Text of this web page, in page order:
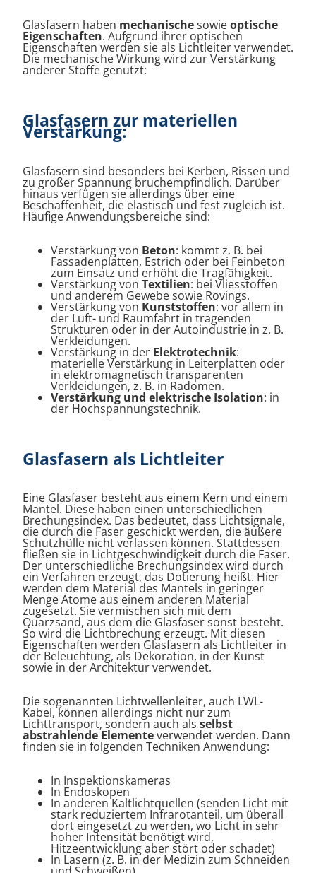
Glasfasern haben mechanischesowieoptische
Eigenschaften. Aufgrund ihrer optischen
Eigenschaften werden sie als Lichtleiter verwendet.
Die mechanische Wirkung wird zur Verstärkung
anderer Stoffe genutzt:
Glasfasern zur materiellen
Verstärkung:
Glasfasern sind besonders bei Kerben, Rissen und
zu großer Spannung bruchempfindlich. Darüber
hinaus verfügen sie allerdings über eine
Beschaffenheit, die elastisch und fest zugleich ist.
Häufige Anwendungsbereiche sind:
Verstärkung von Beton: kommt z. B. bei
Fassadenplatten, Estrich oder bei Feinbeton
zum Einsatz und erhöht die Tragfähigkeit.
Verstärkung von Textilien: bei Vliesstoffen
und anderem Gewebe sowie Rovings.
Verstärkung von Kunststoffen: vor allem in
der Luft- und Raumfahrt in tragenden
Strukturen oder in der Autoindustrie in z. B.
Verkleidungen.
Verstärkung in der Elektrotechnik:
materielle Verstärkung in Leiterplatten oder
in elektromagnetisch transparenten
Verkleidungen, z. B. in Radomen.
Verstärkung und elektrische Isolation: in
der Hochspannungstechnik.
Glasfasern als Lichtleiter
Eine Glasfaser besteht aus einem Kern und einem
Mantel. Diese haben einen unterschiedlichen
Brechungsindex. Das bedeutet, dass Lichtsignale,
die durch die Faser geschickt werden, die äußere
Schutzhülle nicht verlassen können. Stattdessen
fließen sie in Lichtgeschwindigkeit durch die Faser.
Der unterschiedliche Brechungsindex wird durch
ein Verfahren erzeugt, das Dotierung heißt. Hier
werden dem Material des Mantels in geringer
Menge Atome aus einem anderen Material
zugesetzt. Sie vermischen sich mit dem
Quarzsand, aus dem die Glasfaser sonst besteht.
So wird die Lichtbrechung erzeugt. Mit diesen
Eigenschaften werden Glasfasern als Lichtleiter in
der Beleuchtung, als Dekoration, in der Kunst
sowie in der Architektur verwendet.
Die sogenannten Lichtwellenleiter, auch LWL-
Kabel, können allerdings nicht nur zum
Lichttransport, sondern auch als selbst
abstrahlende Elementeverwendet werden. Dann
finden sie in folgenden Techniken Anwendung:
In Inspektionskameras
In Endoskopen
In anderen Kaltlichtquellen (senden Licht mit
stark reduziertem Infrarotanteil, um überall
dort eingesetzt zu werden, wo Licht in sehr
hoher Intensität benötigt wird,
Hitzeentwicklung aber stört oder schadet)
In Lasern (z. B. in der Medizin zum Schneiden